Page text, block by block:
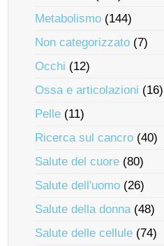
Metabolismo (144)
Non categorizzato (7)
Occhi (12)
Ossa e articolazioni (16)
Pelle (11)
Ricerca sul cancro (40)
Salute del cuore (80)
Salute dell'uomo (26)
Salute della donna(48)
Salute delle cellule (74)